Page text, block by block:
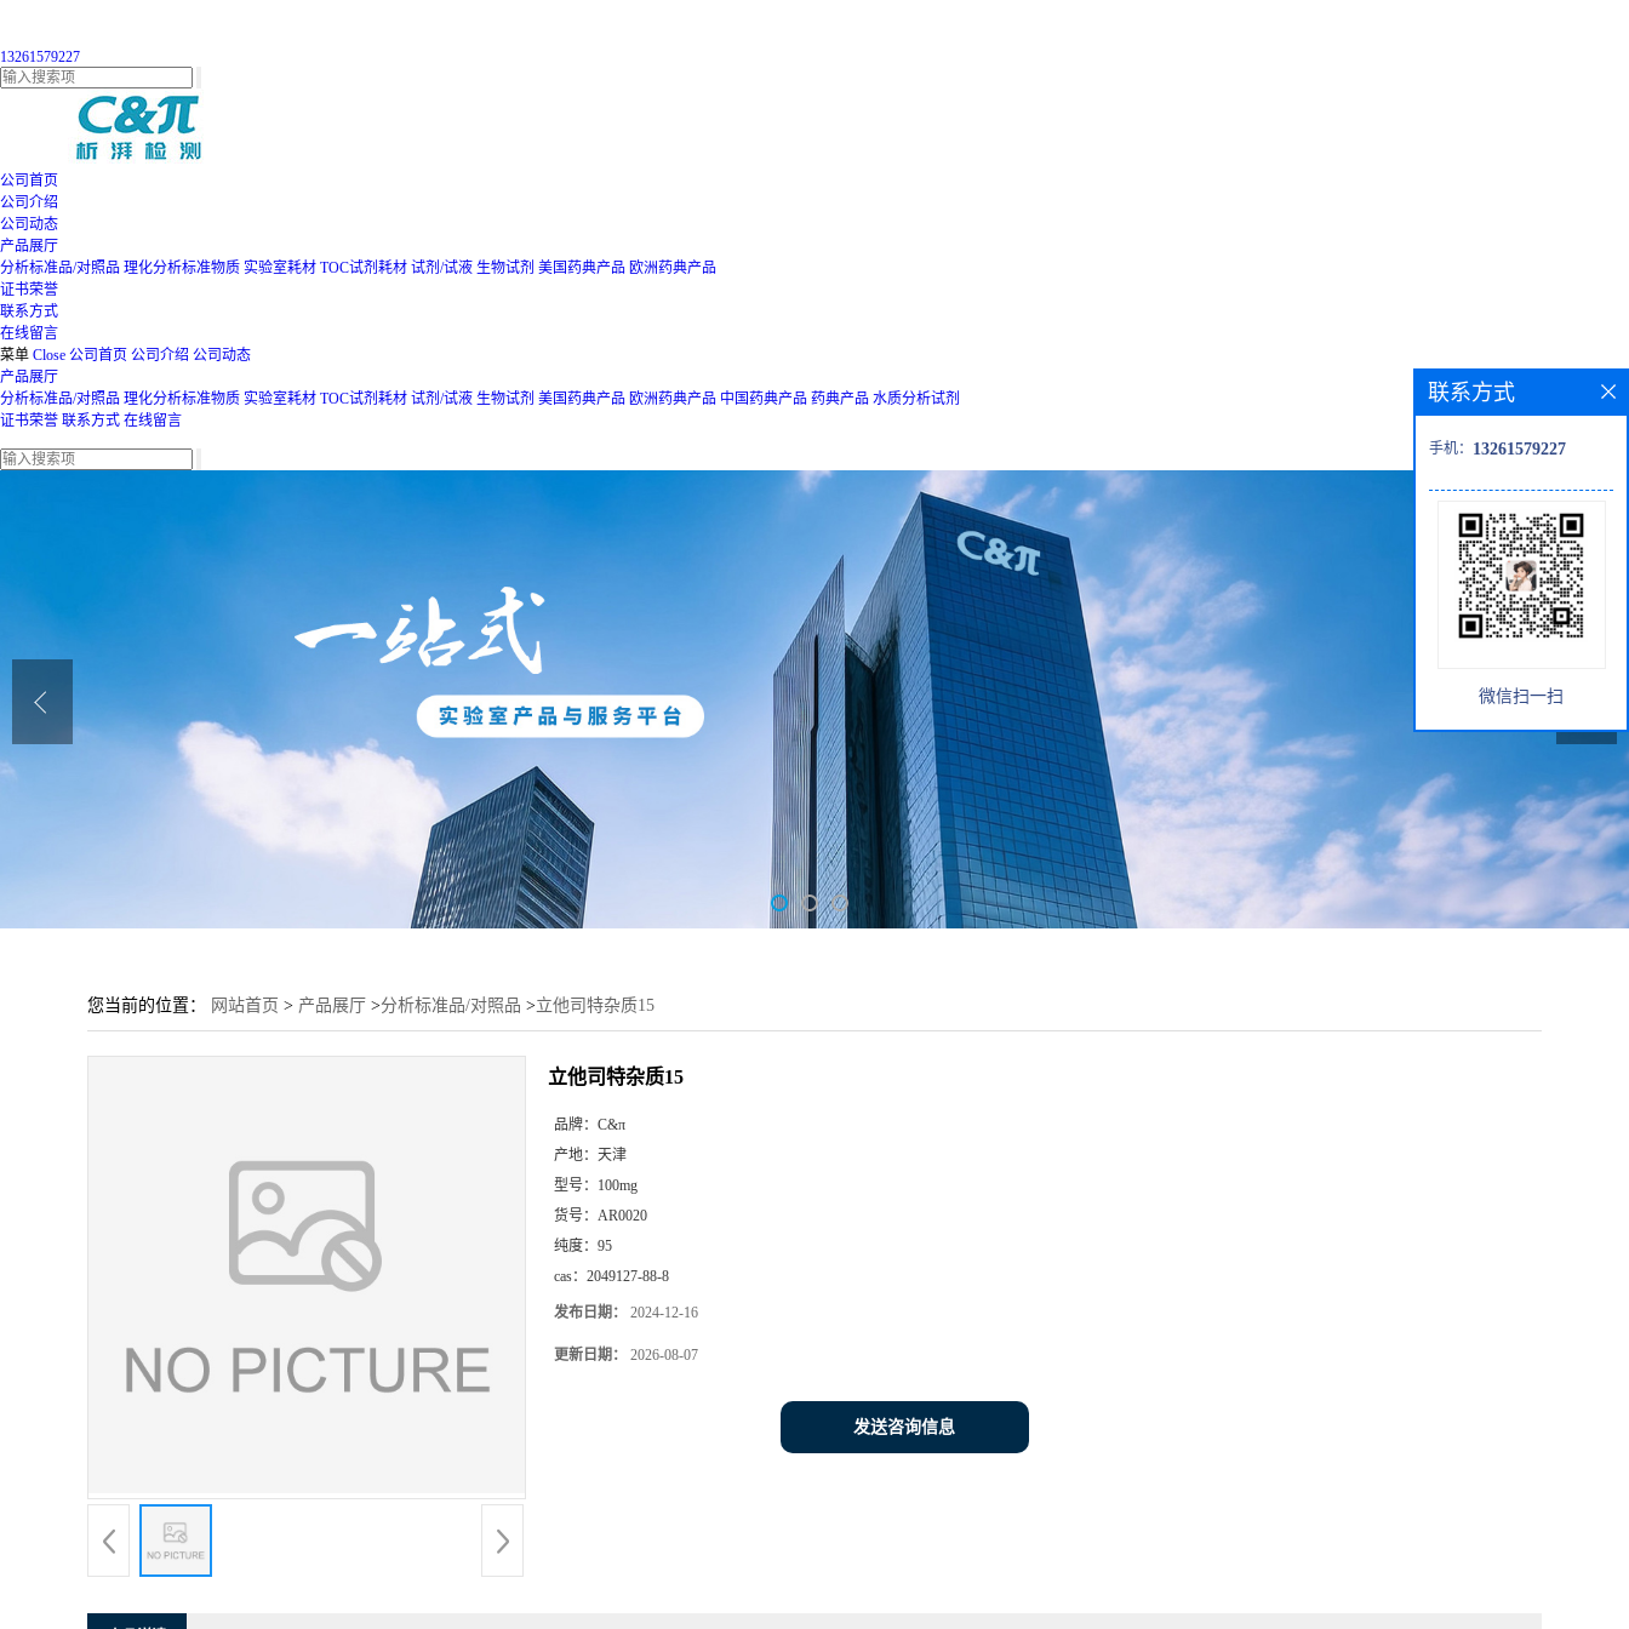
13261579227
公司首页
公司介绍
公司动态
产品展厅
分析标准品/对照品 理化分析标准物质 实验室耗材 TOC试剂耗材 试剂/试液 生物试剂 美国药典产品 欧洲药典产品
证书荣誉
联系方式
在线留言
菜单 Close 公司首页 公司介绍 公司动态
产品展厅
分析标准品/对照品 理化分析标准物质 实验室耗材 TOC试剂耗材 试剂/试液 生物试剂 美国药典产品 欧洲药典产品 中国药典产品 药典产品 水质分析试剂
证书荣誉 联系方式 在线留言
您当前的位置： 网站首页 > 产品展厅 >分析标准品/对照品 >立他司特杂质15
立他司特杂质15
品牌： C&π
产地： 天津
型号： 100mg
货号： AR0020
纯度： 95
cas： 2049127-88-8
发布日期： 2024-12-16
更新日期： 2026-08-07
发送咨询信息
联系方式
手机： 13261579227
微信扫一扫